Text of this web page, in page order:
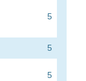
5
5
5